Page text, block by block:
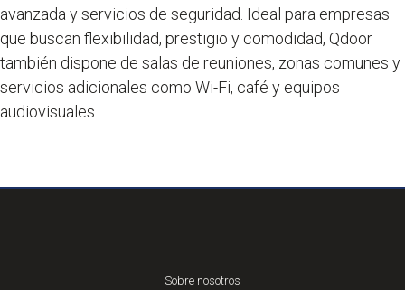
avanzada y servicios de seguridad. Ideal para empresas
que buscan flexibilidad, prestigio y comodidad, Qdoor
también dispone de salas de reuniones, zonas comunes y
servicios adicionales como Wi-Fi, café y equipos
audiovisuales.
Sobre nosotros